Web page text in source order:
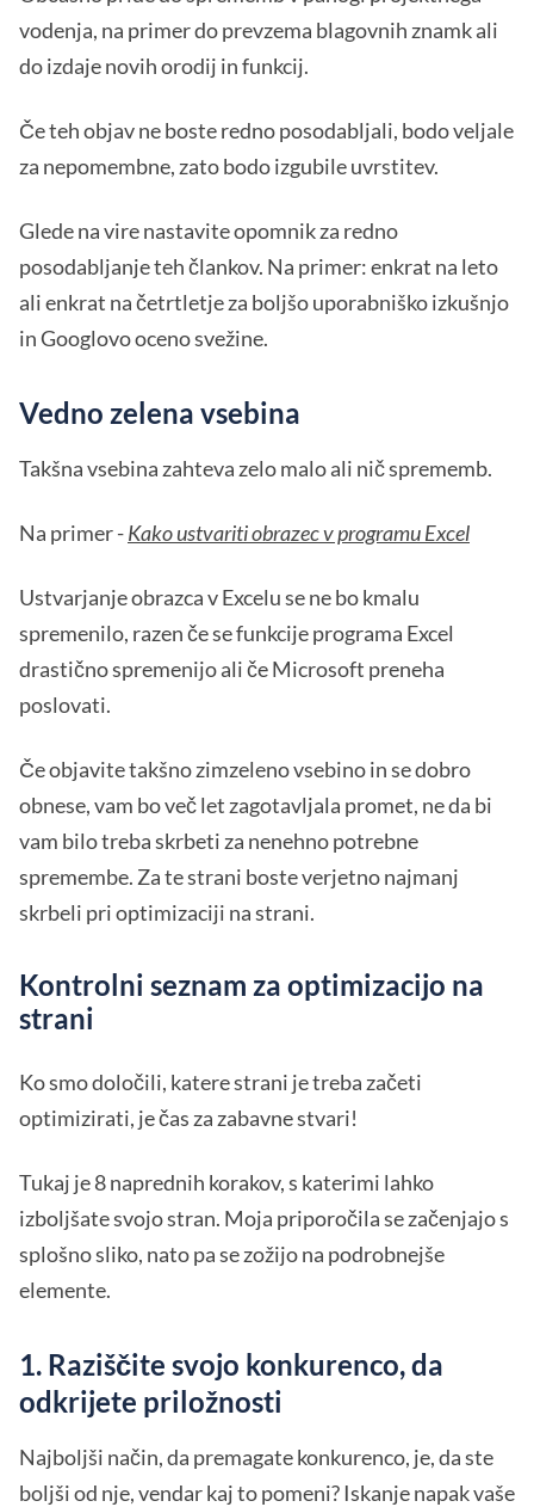
vodenja, na primer do prevzema blagovnih znamk ali
do izdaje novih orodij in funkcij.
Če teh objav ne boste redno posodabljali, bodo veljale
za nepomembne, zato bodo izgubile uvrstitev.
Glede na vire nastavite opomnik za redno
posodabljanje teh člankov. Na primer: enkrat na leto
ali enkrat na četrtletje za boljšo uporabniško izkušnjo
in Googlovo oceno svežine.
Vedno zelena vsebina
Takšna vsebina zahteva zelo malo ali nič sprememb.
Na primer -Kako ustvariti obrazec v programu Excel
Ustvarjanje obrazca v Excelu se ne bo kmalu
spremenilo, razen če se funkcije programa Excel
drastično spremenijo ali če Microsoft preneha
poslovati.
Če objavite takšno zimzeleno vsebino in se dobro
obnese, vam bo več let zagotavljala promet, ne da bi
vam bilo treba skrbeti za nenehno potrebne
spremembe. Za te strani boste verjetno najmanj
skrbeli pri optimizaciji na strani.
Kontrolni seznam za optimizacijo na
strani
Ko smo določili, katere strani je treba začeti
optimizirati, je čas za zabavne stvari!
Tukaj je 8 naprednih korakov, s katerimi lahko
izboljšate svojo stran. Moja priporočila se začenjajo s
splošno sliko, nato pa se zožijo na podrobnejše
elemente.
1. Raziščite svojo konkurenco, da
odkrijete priložnosti
Najboljši način, da premagate konkurenco, je, da ste
boljši od nje, vendar kaj to pomeni? Iskanje napak vaše